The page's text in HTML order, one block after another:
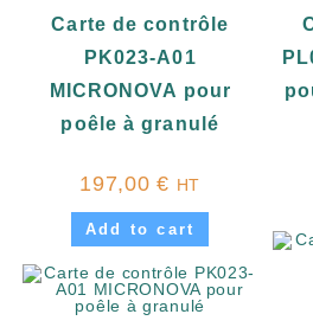
Carte de contrôle
PK023-A01
MICRONOVA pour
poêle à granulé
197,00€ HT
Add to cart